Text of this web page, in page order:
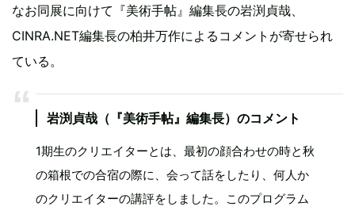
なお同展に向けて『美術手帖』編集長の岩渕貞哉、
CINRA.NET編集長の柏井万作によるコメントが寄せられ
ている。
岩渕貞哉（『美術手帖』編集長）のコメント
1期生のクリエイターとは、最初の顔合わせの時と秋
の箱根での合宿の際に、会って話をしたり、何人か
のクリエイターの講評をしました。このプログラム